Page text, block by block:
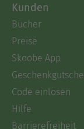
Kunden
Bücher
Preise
Skoobe App
Code einlösen
Hilfe
Barrierefreiheit